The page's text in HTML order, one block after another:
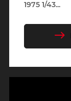
1975 1/43...